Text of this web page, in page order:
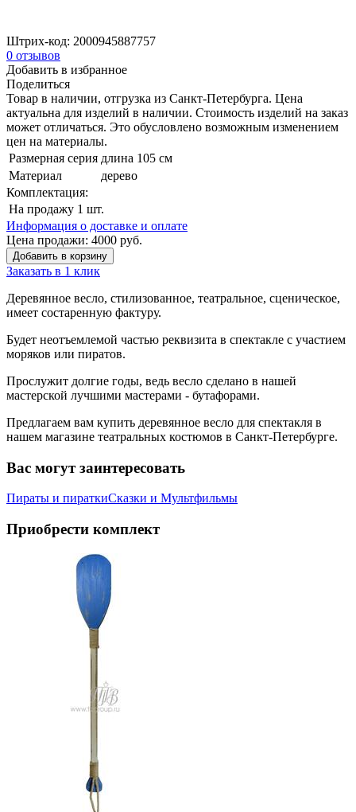
Штрих-код: 2000945887757
0 отзывов
Добавить в избранное
Поделиться
Товар в наличии, отгрузка из Санкт-Петербурга. Цена
актуальна для изделий в наличии. Стоимость изделий на заказ
может отличаться. Это обусловлено возможным изменением
цен на материалы.
Размерная серия длина 105 см
Материал
дерево
Комплектация:
На продажу 1 шт.
Информация о доставке и оплате
Цена продажи: 4000 руб.
Добавить в корзину
Заказать в 1 клик
Деревянное весло, стилизованное, театральное, сценическое,
имеет состаренную фактуру.
Будет неотъемлемой частью реквизита в спектакле с участием
моряков или пиратов.
Прослужит долгие годы, ведь весло сделано в нашей
мастерской лучшими мастерами - бутафорами.
Предлагаем вам купить деревянное весло для спектакля в
нашем магазине театральных костюмов в Санкт-Петербурге.
Вас могут заинтересовать
Пираты и пираткиСказки и Мультфильмы
Приобрести комплект